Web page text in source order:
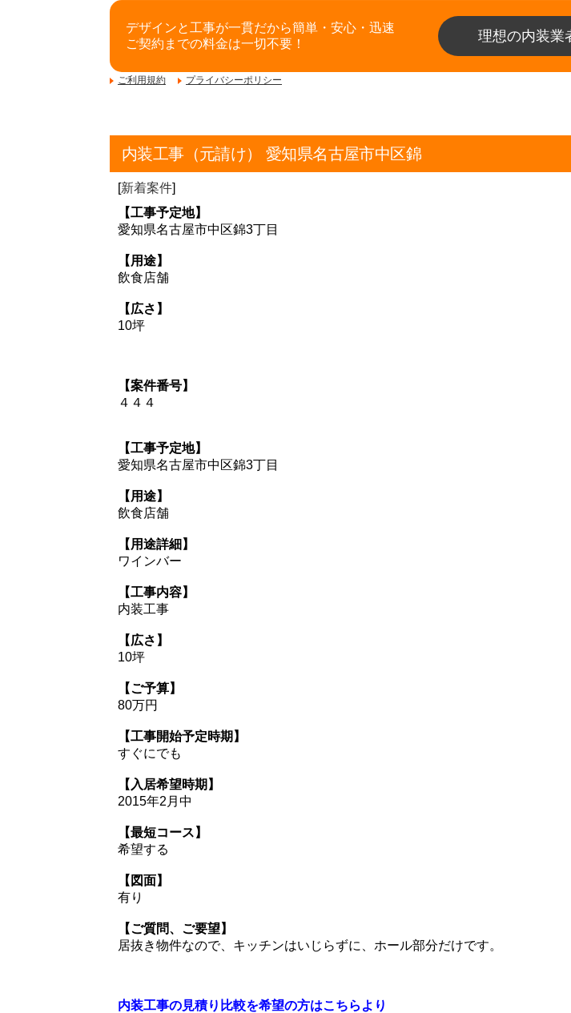
デザインと工事が一貫だから簡単・安心・迅速
ご契約までの料金は一切不要！
理想の内装業
ご利用規約 プライバシーポリシー
内装工事（元請け） 愛知県名古屋市中区錦
[新着案件]
【工事予定地】
愛知県名古屋市中区錦3丁目
【用途】
飲食店舗
【広さ】
10坪
【案件番号】
４４４
【工事予定地】
愛知県名古屋市中区錦3丁目
【用途】
飲食店舗
【用途詳細】
ワインバー
【工事内容】
内装工事
【広さ】
10坪
【ご予算】
80万円
【工事開始予定時期】
すぐにでも
【入居希望時期】
2015年2月中
【最短コース】
希望する
【図面】
有り
【ご質問、ご要望】
居抜き物件なので、キッチンはいじらずに、ホール部分だけです。
内装工事の見積り比較を希望の方はこちらより